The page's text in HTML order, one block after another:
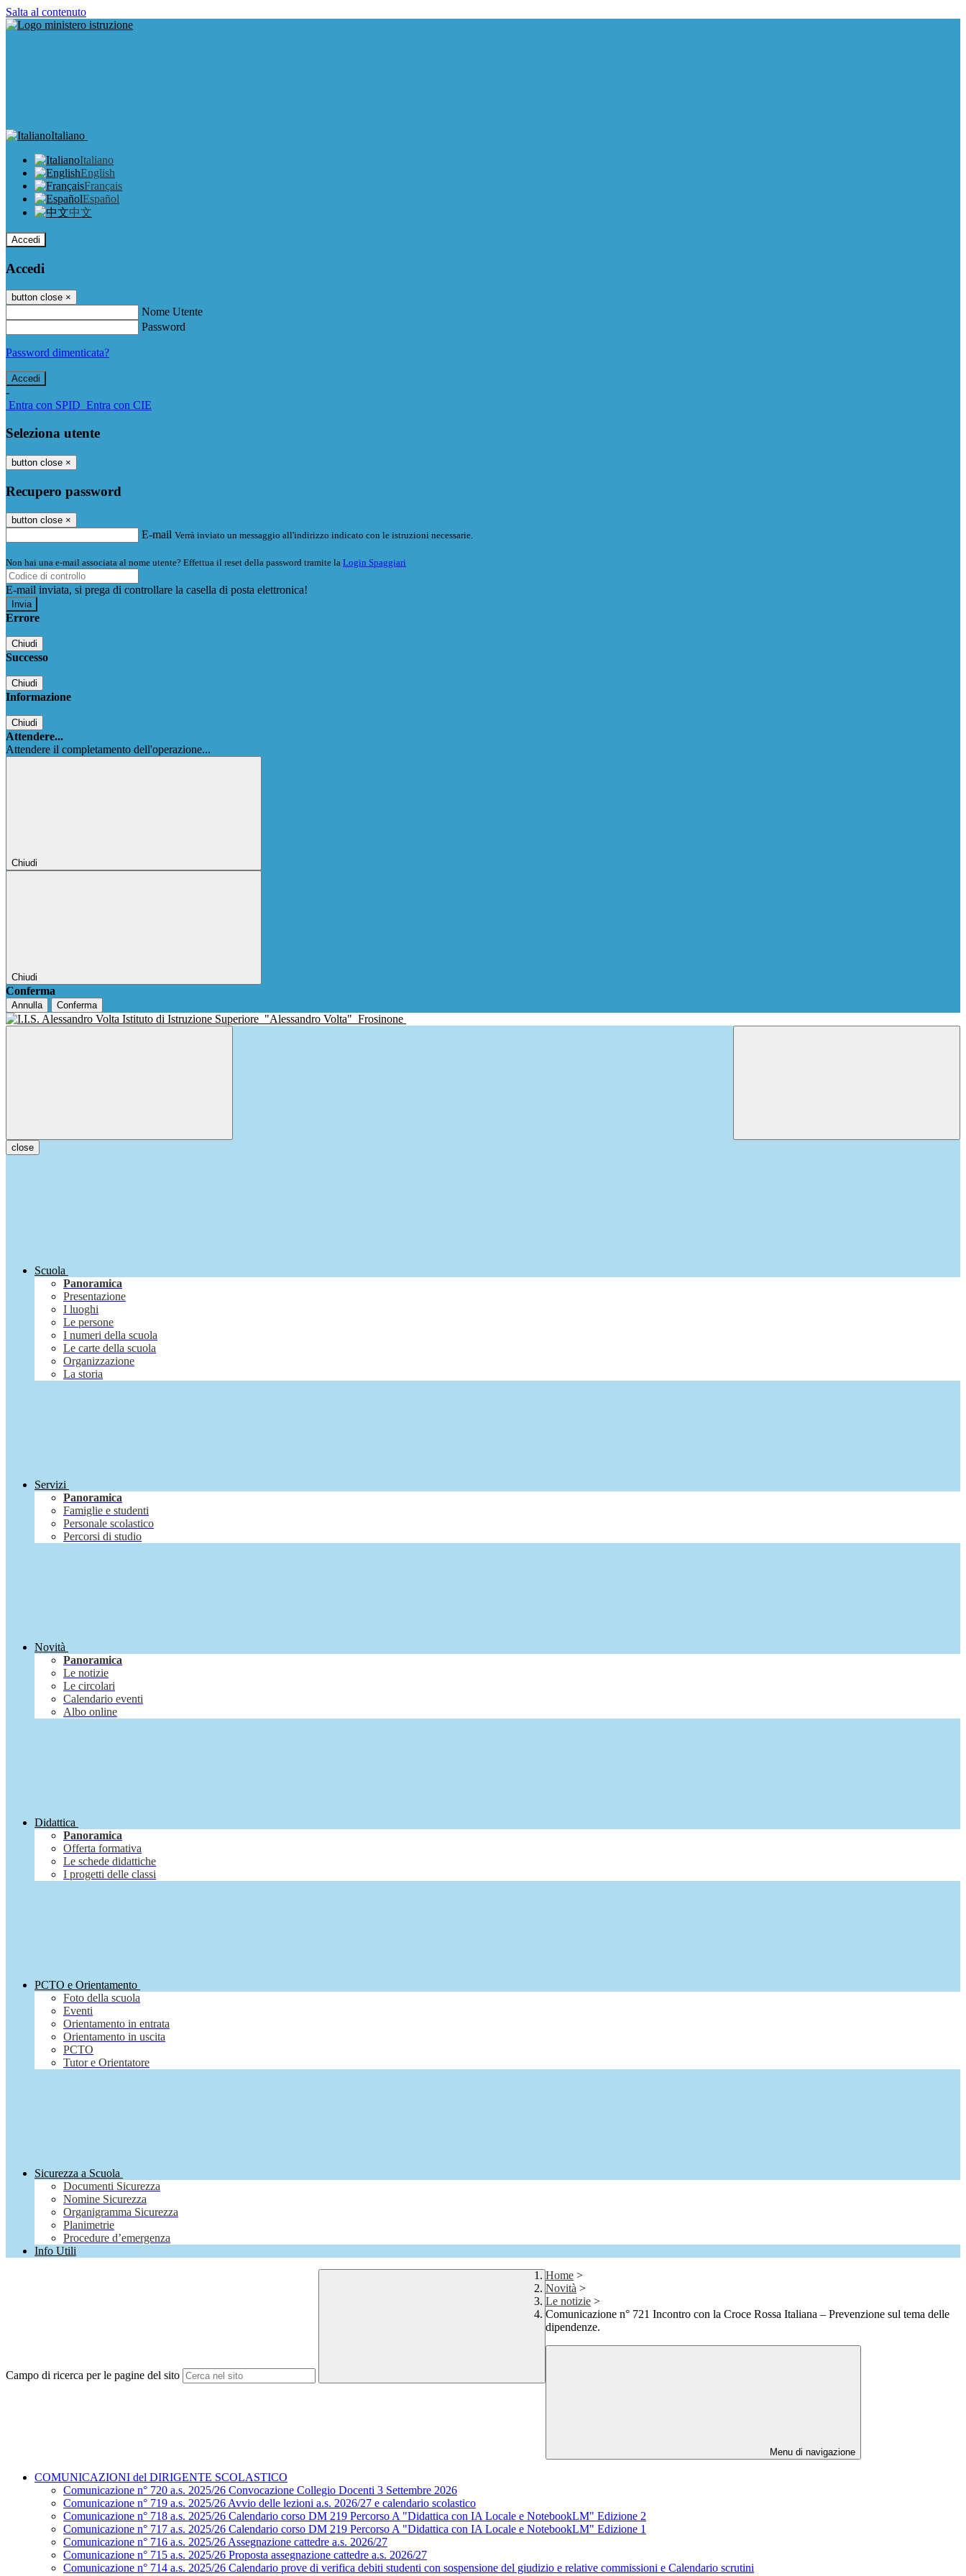
Salta al contenuto
Italiano
Italiano
English
Français
Español
中文
Accedi
Accedi
button close ×
Nome Utente
Password
Password dimenticata?
-
Entra con SPID Entra con CIE
Seleziona utente
button close ×
Recupero password
button close ×
E-mail Verrà inviato un messaggio all'indirizzo indicato con le istruzioni necessarie.
Non hai una e-mail associata al nome utente? Effettua il reset della password tramite la Login Spaggiari
E-mail inviata, si prega di controllare la casella di posta elettronica!
Errore
Chiudi
Successo
Chiudi
Informazione
Chiudi
Attendere...
Attendere il completamento dell'operazione...
Chiudi
Chiudi
Conferma
Annulla Conferma
Istituto di Istruzione Superiore "Alessandro Volta" Frosinone
close
Scuola
Panoramica
Presentazione
I luoghi
Le persone
I numeri della scuola
Le carte della scuola
Organizzazione
La storia
Servizi
Panoramica
Famiglie e studenti
Personale scolastico
Percorsi di studio
Novità
Panoramica
Le notizie
Le circolari
Calendario eventi
Albo online
Didattica
Panoramica
Offerta formativa
Le schede didattiche
I progetti delle classi
PCTO e Orientamento
Foto della scuola
Eventi
Orientamento in entrata
Orientamento in uscita
PCTO
Tutor e Orientatore
Sicurezza a Scuola
Documenti Sicurezza
Nomine Sicurezza
Organigramma Sicurezza
Planimetrie
Procedure d’emergenza
Info Utili
Campo di ricerca per le pagine del sito
Home >
Novità >
Le notizie >
Comunicazione n° 721 Incontro con la Croce Rossa Italiana – Prevenzione sul tema delle
dipendenze.
Menu di navigazione
COMUNICAZIONI del DIRIGENTE SCOLASTICO
Comunicazione n° 720 a.s. 2025/26 Convocazione Collegio Docenti 3 Settembre 2026
Comunicazione n° 719 a.s. 2025/26 Avvio delle lezioni a.s. 2026/27 e calendario scolastico
Comunicazione n° 718 a.s. 2025/26 Calendario corso DM 219 Percorso A "Didattica con IA Locale e NotebookLM" Edizione 2
Comunicazione n° 717 a.s. 2025/26 Calendario corso DM 219 Percorso A "Didattica con IA Locale e NotebookLM" Edizione 1
Comunicazione n° 716 a.s. 2025/26 Assegnazione cattedre a.s. 2026/27
Comunicazione n° 715 a.s. 2025/26 Proposta assegnazione cattedre a.s. 2026/27
Comunicazione n° 714 a.s. 2025/26 Calendario prove di verifica debiti studenti con sospensione del giudizio e relative commissioni e Calendario scrutini